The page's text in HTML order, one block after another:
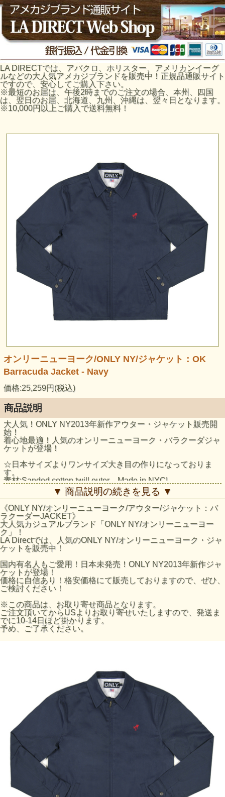
LA DIRECTでは、アバクロ、ホリスター、アメリカンイーグ
ルなどの大人気アメカジブランドを販売中！正規品通販サイト
ですので、安心してご購入下さい。
※最短のお届は、午後2時までのご注文の場合、本州、四国
は、翌日のお届、北海道、九州、沖縄は、翌々日となります。
※10,000円以上ご購入で送料無料！
オンリーニューヨーク/ONLY NY/ジャケット：OK
Barracuda Jacket - Navy
価格:25,259円(税込)
商品説明
大人気！ONLY NY2013年新作アウター・ジャケット販売開
始！
着心地最適！人気のオンリーニューヨーク・バラクーダジャ
ケットが登場！
☆日本サイズよりワンサイズ大き目の作りになっておりま
す。
素材:Sanded cotton twill outer、Made in NYC!
オンリーニューヨークのサイズの目安
ONLY NYサイズ / 日本サイズ
S / Mサイズ
M / Lサイズ
L / XLサイズ
XL / XXLサイズ
※あくまで目安となりますのでご了承ください。
▼ 商品説明の続きを見る ▼
《ONLY NY/オンリーニューヨーク/アウター/ジャケット：バ
ラクーダーJACKET》
大人気カジュアルブランド「ONLY NY/オンリーニューヨー
ク」！
LA Directでは、人気のONLY NY/オンリーニューヨーク・ジャ
ケットを販売中！
国内有名人もご愛用！日本未発売！ONLY NY2013年新作ジャ
ケットが登場！
価格に自信あり！格安価格にて販売しておりますので、ぜひ、
ご検討ください！
※この商品は、お取り寄せ商品となります。
ご注文頂いてからUSよりお取り寄せいたしますので、発送ま
でに10-14日ほど掛かります。
予め、ご了承ください。